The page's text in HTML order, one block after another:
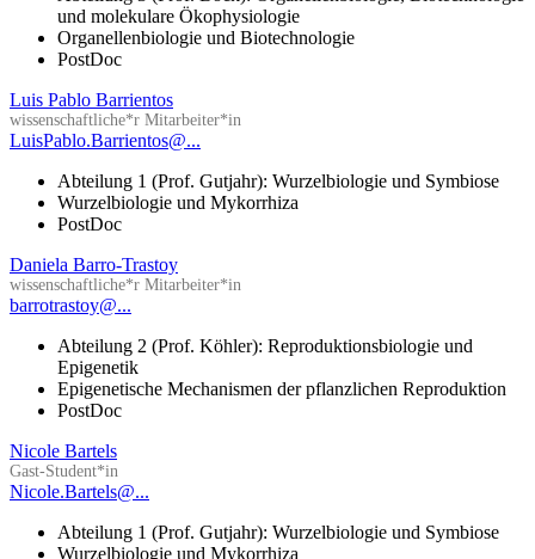
und molekulare Ökophysiologie
Organellenbiologie und Biotechnologie
PostDoc
Luis Pablo Barrientos
wissenschaftliche*r Mitarbeiter*in
LuisPablo.Barrientos@...
Abteilung 1 (Prof. Gutjahr): Wurzelbiologie und Symbiose
Wurzelbiologie und Mykorrhiza
PostDoc
Daniela Barro-Trastoy
wissenschaftliche*r Mitarbeiter*in
barrotrastoy@...
Abteilung 2 (Prof. Köhler): Reproduktionsbiologie und
Epigenetik
Epigenetische Mechanismen der pflanzlichen Reproduktion
PostDoc
Nicole Bartels
Gast-Student*in
Nicole.Bartels@...
Abteilung 1 (Prof. Gutjahr): Wurzelbiologie und Symbiose
Wurzelbiologie und Mykorrhiza